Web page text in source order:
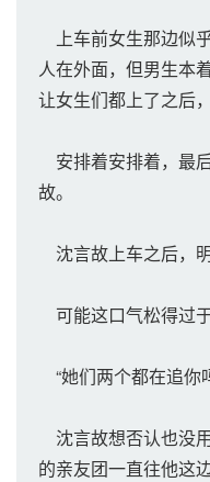
上车前女生那边似
人在外面，但男生本
让女生们都上了之后
安排着安排着，最
故。
沈言故上车之后，
可能这口气松得过
“她们两个都在追你
沈言故想否认也没
的亲友团一直往他这